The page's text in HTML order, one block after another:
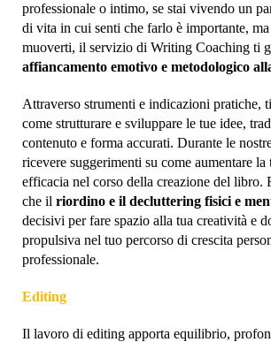
professionale o intimo, se stai vivendo un
di vita in cui senti che farlo è importante,
muoverti, il servizio di Writing Coaching ti
affiancamento emotivo e metodologico
Attraverso strumenti e indicazioni pratiche,
come strutturare e sviluppare le tue idee,
contenuto e forma accurati. Durante le
ricevere suggerimenti su come aumentare la
efficacia nel corso della creazione del libro.
che il riordino e il decluttering fisici e
decisivi per fare spazio alla tua creatività e
propulsiva nel tuo percorso di crescita
professionale.
Editing
Il lavoro di editing apporta equilibrio,